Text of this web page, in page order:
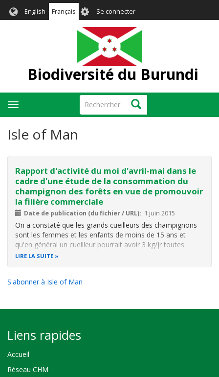
English Français User
account
menu
Se connecter
Biodiversité du Burundi
Rechercher Rechercher
Toggle
navigation
Isle of Man
Rapport d'activité du moi d'avril-mai dans le
cadre d'une étude de la consommation du
champignon des forêts en vue de promouvoir
la filière commerciale
Date de publication (du fichier / URL) 1 juin 2015
On a constaté que les grands cueilleurs des champignons
sont les femmes et les enfants de moins de 15 ans et
qu'en général un cueilleur pourrait avoir 3 kg/jr toutes
espèces confondues.
LIRE LA SUITE
S'abonner à Isle of Man
Liens rapides
Accueil
Réseau CHM